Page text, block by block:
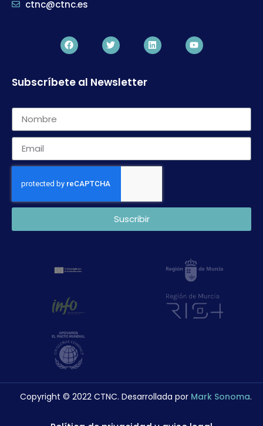
ctnc@ctnc.es
Subscríbete al Newsletter
Suscribir
Copyright © 2022 CTNC. Desarrollada por Mark Sonoma.